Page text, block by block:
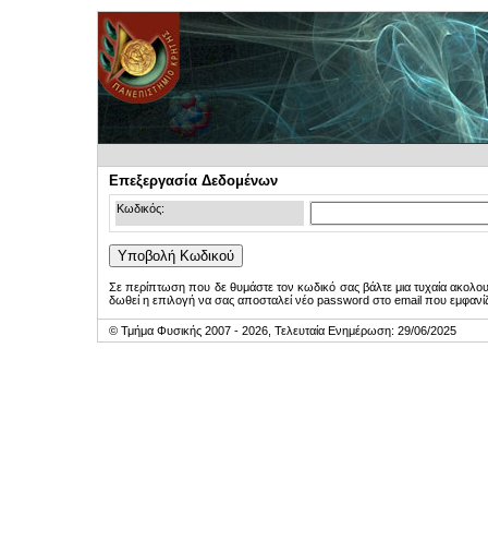
Επεξεργασία Δεδομένων
Κωδικός:
Σε περίπτωση που δε θυμάστε τον κωδικό σας βάλτε μια τυχαία
δωθεί η επιλογή να σας αποσταλεί νέο password στο email που
© Τμήμα Φυσικής 2007 - 2026, Τελευταία Ενημέρωση: 29/06/2025